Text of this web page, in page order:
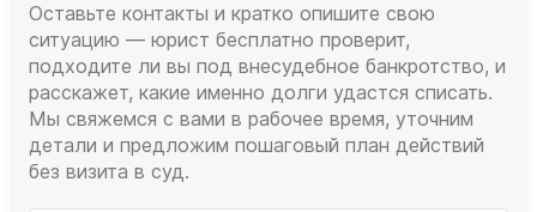
Оставьте контакты и кратко опишите свою
ситуацию — юрист бесплатно проверит,
подходите ли вы под внесудебное банкротство, и
расскажет, какие именно долги удастся списать.
Мы свяжемся с вами в рабочее время, уточним
детали и предложим пошаговый план действий
без визита в суд.